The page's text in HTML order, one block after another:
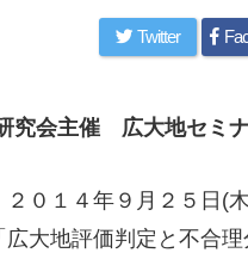
Twitter
会主催 広大地セミ
２０１４年９月２５日(
大地評価判定と不合理